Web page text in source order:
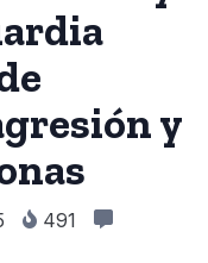
y
491